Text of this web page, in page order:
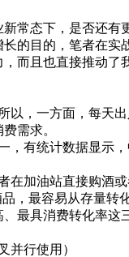
态下，是否还有更
目的，笔者在实
而且也直接推动
，一方面，每天出
需求。
统计数据显示，
加油站直接购酒或
，最容易从存量
具消费转化率这
行使用）